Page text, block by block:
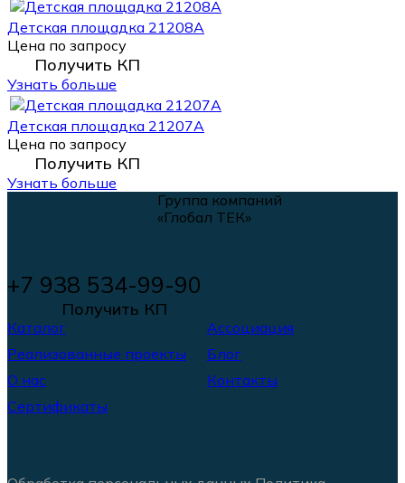
Детская площадка 21208А
Цена по запросу
Получить КП
Узнать больше
Детская площадка 21207А
Цена по запросу
Получить КП
Узнать больше
Группа компаний
«Глобал ТЕК»
+7 938 534-99-90
Получить КП
Каталог
Ассоциация
Реализованные проекты
Блог
О нас
Контакты
Сертификаты